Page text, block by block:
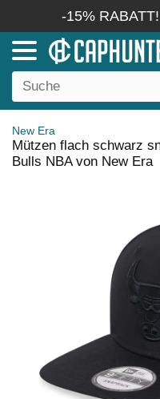
-15% RABATT!
New Era
Mützen flach schwarz
Bulls NBA von New Era